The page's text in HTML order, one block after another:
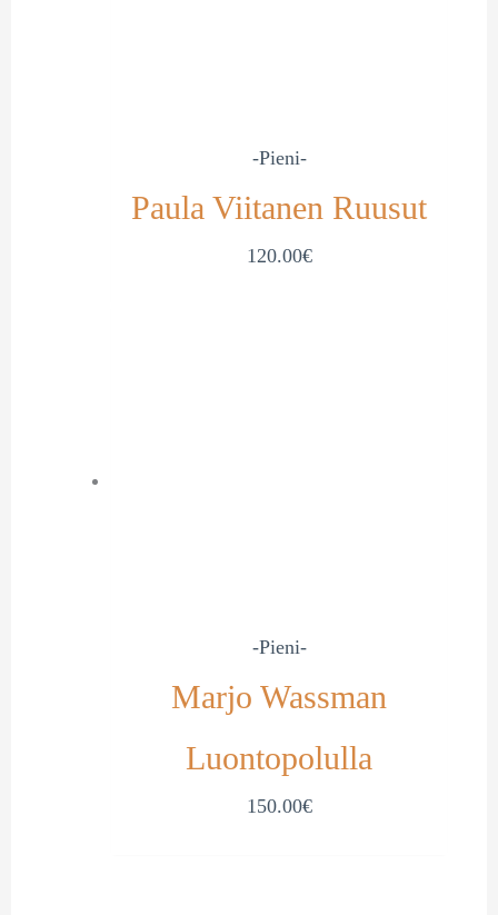
-Pieni-
Paula Viitanen Ruusut
120.00€
-Pieni-
Marjo Wassman
Luontopolulla
150.00€